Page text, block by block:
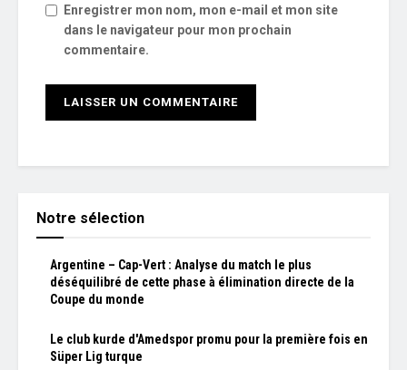
Enregistrer mon nom, mon e-mail et mon site
dans le navigateur pour mon prochain
commentaire.
Notre sélection
Argentine – Cap-Vert : Analyse du match le plus
déséquilibré de cette phase à élimination directe de la
Coupe du monde
Le club kurde d'Amedspor promu pour la première fois en
Süper Lig turque